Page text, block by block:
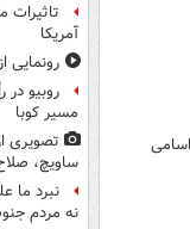
تاثیرات
آمریکا
رونمایی
روبیو در
مسیر کوبا
تصویری
ساویچ، صلاح
نبرد ما
نه مردم